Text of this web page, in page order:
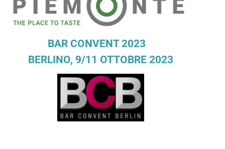
Descrizione iniziativa
BAR CONVENT 2023
BERLINO, 9/11 OTTOBRE 2023